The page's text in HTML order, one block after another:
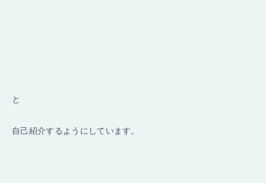
と
自己紹介するようにしています。